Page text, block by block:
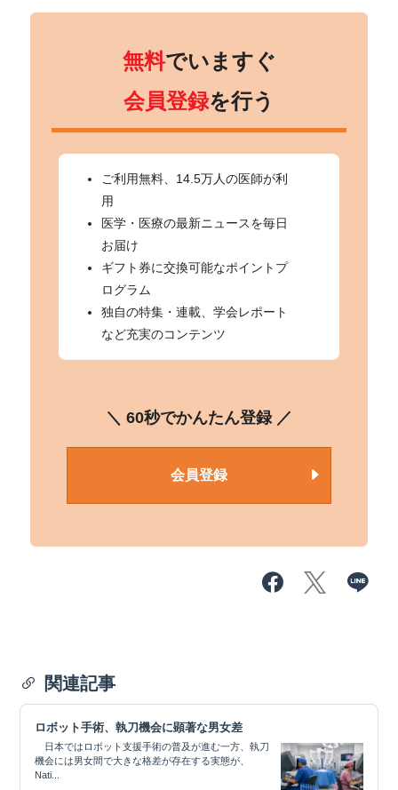
無料でいますぐ
会員登録を行う
ご利用無料、14.5万人の医師が利
用
医学・医療の最新ニュースを毎日
お届け
ギフト券に交換可能なポイントプ
ログラム
独自の特集・連載、学会レポート
など充実のコンテンツ
＼ 60秒でかんたん登録 ／
会員登録
関連記事
ロボット手術、執刀機会に顕著な男女差
日本ではロボット支援手術の普及が進む一方、執刀
機会には男女間で大きな格差が存在する実態が、
Nati...